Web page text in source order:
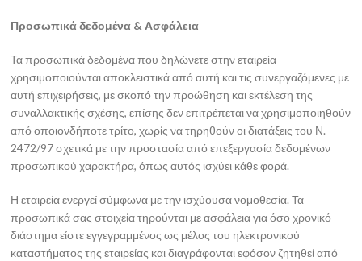
Προσωπικά δεδομένα & Ασφάλεια
Τα προσωπικά δεδομένα που δηλώνετε στην εταιρεία
χρησιμοποιούνται αποκλειστικά από αυτή και τις συνεργαζόμενες με
αυτή επιχειρήσεις, με σκοπό την προώθηση και εκτέλεση της
συναλλακτικής σχέσης, επίσης δεν επιτρέπεται να χρησιμοποιηθούν
από οποιονδήποτε τρίτο, χωρίς να τηρηθούν οι διατάξεις του Ν.
2472/97 σχετικά με την προστασία από επεξεργασία δεδομένων
προσωπικού χαρακτήρα, όπως αυτός ισχύει κάθε φορά.
Η εταιρεία ενεργεί σύμφωνα με την ισχύουσα νομοθεσία. Τα
προσωπικά σας στοιχεία τηρούνται με ασφάλεια για όσο χρονικό
διάστημα είστε εγγεγραμμένος ως μέλος του ηλεκτρονικού
καταστήματος της εταιρείας και διαγράφονται εφόσον ζητηθεί από